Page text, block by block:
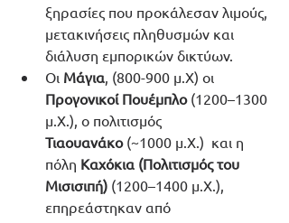
ξηρασίες που προκάλεσαν λιμούς,
μετακινήσεις πληθυσμών και
διάλυση εμπορικών δικτύων.
Οι Μάγια , (800-900 μ.Χ) οι
Προγονικοί Πουέμπλο (1200–1300
μ.Χ.), ο πολιτισμός
Τιαουανάκο (~1000 μ.Χ.)  και η
πόλη Καχόκια (Πολιτισμός του
Μισισιπή) (1200–1400 μ.Χ.),
επηρεάστηκαν από